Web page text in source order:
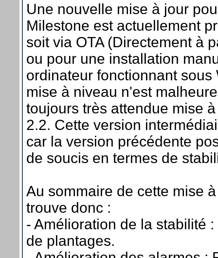
Une nouvelle mise à jour
Milestone est actuellement
soit via OTA (Directement à
ou pour une installation
ordinateur fonctionnant sous
mise à niveau n'est
toujours très attendue mise
2.2. Cette version
car la version précédente
de soucis en termes de
Au sommaire de cette mise
trouve donc :
- Amélioration de la stabilité
de plantages.